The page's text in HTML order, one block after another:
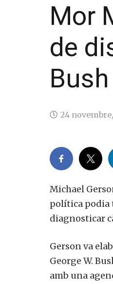
Mor
de
Bush
24
Michael
política podia
diagnosticar
Gerson va
George W.
amb una